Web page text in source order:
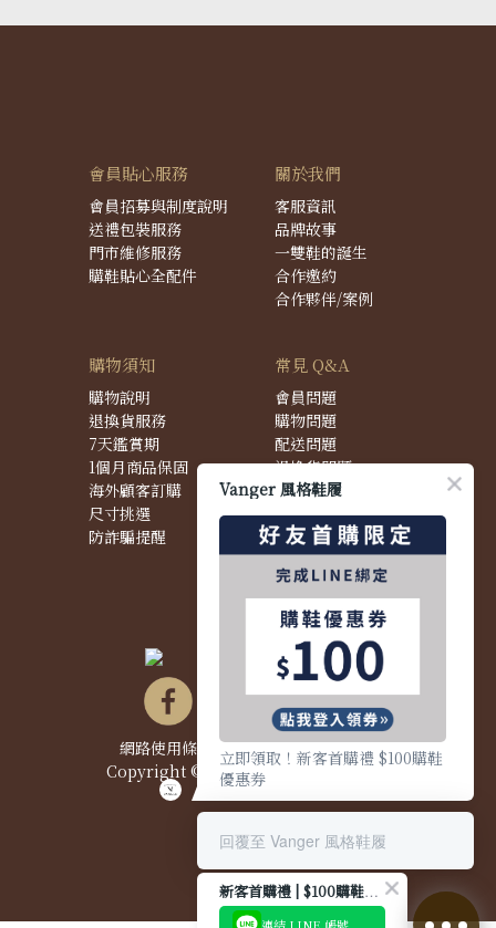
會員貼心服務
會員招募與制度說明
送禮包裝服務
門市維修服務
購鞋貼心全配件
關於我們
客服資訊
品牌故事
一雙鞋的誕生
合作邀約
合作夥伴/案例
購物須知
購物說明
退換貨服務
7天鑑賞期
1個月商品保固
海外顧客訂購
尺寸挑選
防詐騙提醒
常見 Q&A
會員問題
購物問題
配送問題
退換貨問題
商品問題
網路使用條款&政策|隱私權聲明|
Copyright © 2021 Vanger 風格鞋履
Vanger 風格鞋履
立即領取！新客首購禮 $100購鞋
優惠券
回覆至 Vanger 風格鞋履
新客首購禮 | $100購鞋優惠券
連結 LINE 帳號